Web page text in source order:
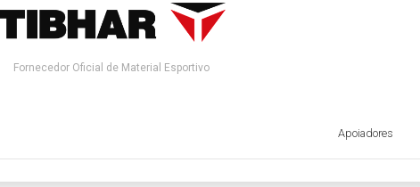
Fornecedor Oficial de Material Esportivo
Apoiadores